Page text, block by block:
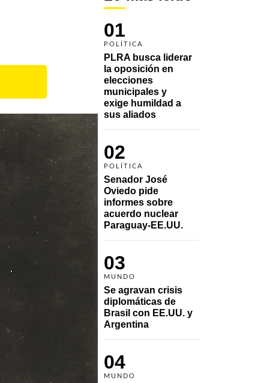
01
POLÍTICA
PLRA busca liderar
la oposición en
elecciones
municipales y
exige humildad a
sus aliados
02
POLÍTICA
Senador José
Oviedo pide
informes sobre
acuerdo nuclear
Paraguay-EE.UU.
03
MUNDO
Se agravan crisis
diplomáticas de
Brasil con EE.UU. y
Argentina
04
MUNDO